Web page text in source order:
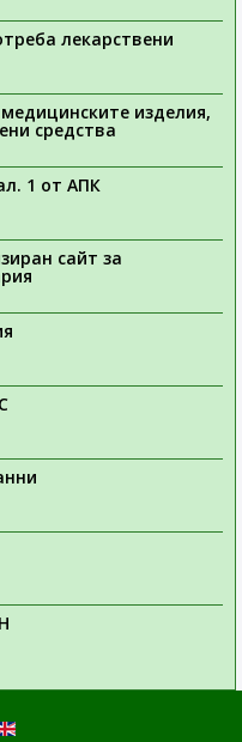
лекарствени
изделия,
средства
1 от АПК
сайт за